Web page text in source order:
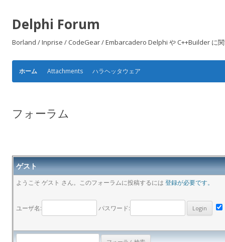
Delphi Forum
Borland / Inprise / CodeGear / Embarcadero Delphi や C++Builder に
ホーム Attachments ハラヘッタウェア
フォーラム
ゲスト
ようこそ ゲスト さん。このフォーラムに投稿するには 登録が必要です。
ユーザ名: パスワード: